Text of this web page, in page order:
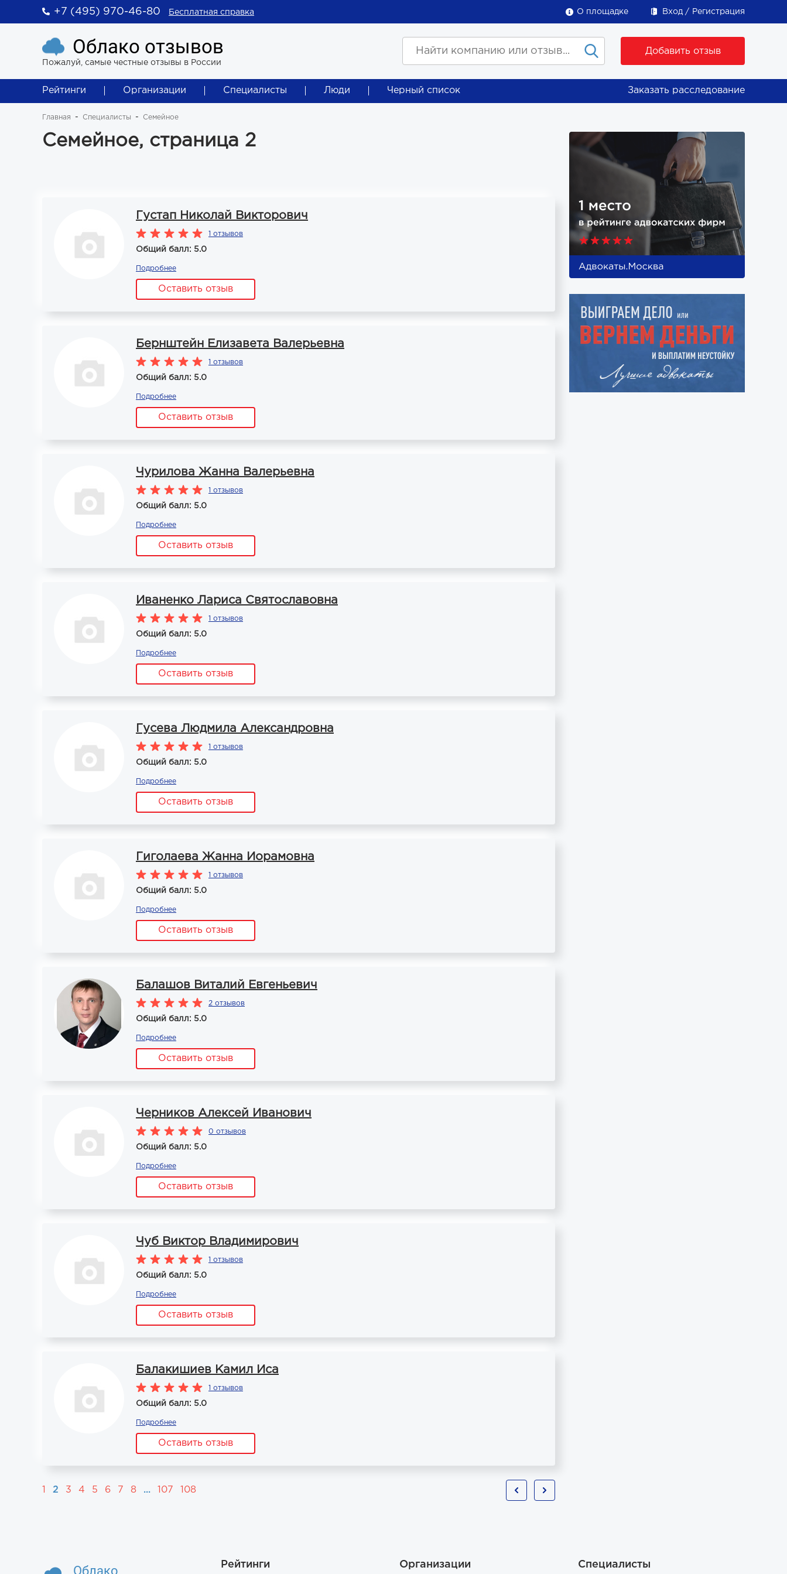
+7 (495) 970-46-80 Бесплатная справка О площадке Вход Регистрация
Облако отзывов
Пожалуй, самые честные отзывы в России
Добавить отзыв
Рейтинги Организации Специалисты Люди Черный список Заказать расследование
Главная Специалисты Семейное
Семейное, страница 2
Густап Николай Викторович
1 отзывов
Общий балл: 5.0
Подробнее
Оставить отзыв
Бернштейн Елизавета Валерьевна
1 отзывов
Общий балл: 5.0
Подробнее
Оставить отзыв
Чурилова Жанна Валерьевна
1 отзывов
Общий балл: 5.0
Подробнее
Оставить отзыв
Иваненко Лариса Святославовна
1 отзывов
Общий балл: 5.0
Подробнее
Оставить отзыв
Гусева Людмила Александровна
1 отзывов
Общий балл: 5.0
Подробнее
Оставить отзыв
Гиголаева Жанна Иорамовна
1 отзывов
Общий балл: 5.0
Подробнее
Оставить отзыв
Балашов Виталий Евгеньевич
2 отзывов
Общий балл: 5.0
Подробнее
Оставить отзыв
Черников Алексей Иванович
0 отзывов
Общий балл: 5.0
Подробнее
Оставить отзыв
Чуб Виктор Владимирович
1 отзывов
Общий балл: 5.0
Подробнее
Оставить отзыв
Балакишиев Камил Иса
1 отзывов
Общий балл: 5.0
Подробнее
Оставить отзыв
2 3 4 5 6 7 8 ... 107 108
Облако Рейтинги Организации Специалисты